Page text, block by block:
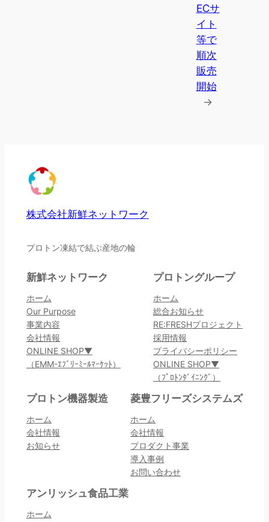
ECサ
イト
等で
順次
販売
開始
→
株式会社新鮮ネットワーク
プロトン凍結で結ぶ産地の輪
新鮮ネットワーク
ホーム
Our Purpose
事業内容
会社情報
ONLINE SHOP▼
（EMM-ｴﾌﾞﾘｰﾐｰﾙﾏｰｹｯﾄ）
プロトングループ
ホーム
総合お知らせ
RE:FRESHプロジェクト
採用情報
プライバシーポリシー
ONLINE SHOP▼
（ﾌﾟﾛﾄﾝﾀﾞｲﾆﾝｸﾞ）
プロトン機器製造
ホーム
会社情報
お知らせ
菱豊フリーズシステムズ
ホーム
会社情報
プロダクト事業
導入事例
お問い合わせ
アンリッシュ食品工業
ホーム